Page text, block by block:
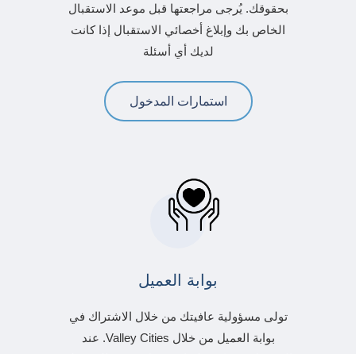
بحقوقك. يُرجى مراجعتها قبل موعد الاستقبال
الخاص بك وإبلاغ أخصائي الاستقبال إذا كانت
لديك أي أسئلة
استمارات المدخول
بوابة العميل
تولى مسؤولية عافيتك من خلال الاشتراك في
بوابة العميل من خلال Valley Cities. عند